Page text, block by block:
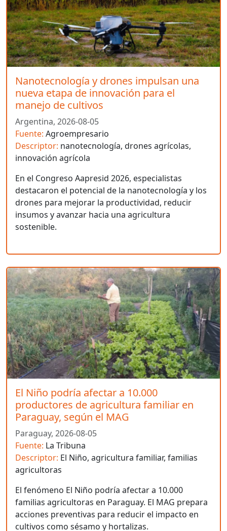
Nanotecnología y drones impulsan una
nueva etapa de innovación para el
manejo de cultivos
Argentina, 2026-08-05
Fuente: Agroempresario
Descriptor: nanotecnología, drones agrícolas,
innovación agrícola
En el Congreso Aapresid 2026, especialistas
destacaron el potencial de la nanotecnología y los
drones para mejorar la productividad, reducir
insumos y avanzar hacia una agricultura
sostenible.
El Niño podría afectar a 10.000
productores de agricultura familiar en
Paraguay, según el MAG
Paraguay, 2026-08-05
Fuente: La Tribuna
Descriptor: El Niño, agricultura familiar, familias
agricultoras
El fenómeno El Niño podría afectar a 10.000
familias agricultoras en Paraguay. El MAG prepara
acciones preventivas para reducir el impacto en
cultivos como sésamo y hortalizas.